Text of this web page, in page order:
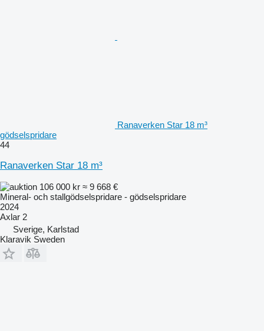
Ranaverken Star 18 m³
gödselspridare
44
Ranaverken Star 18 m³
106 000 kr ≈ 9 668 €
Mineral- och stallgödselspridare - gödselspridare
2024
Axlar 2
Sverige, Karlstad
Klaravik Sweden